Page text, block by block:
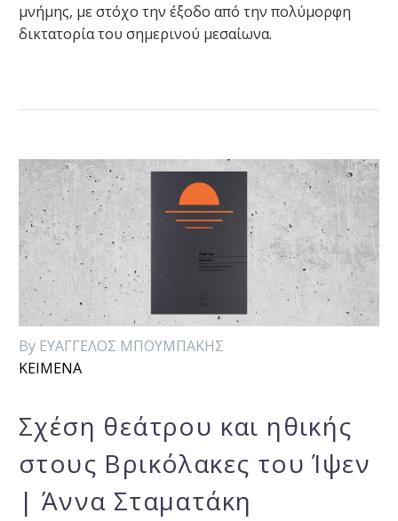
μνήμης, με στόχο την έξοδο από την πολύμορφη
δικτατορία του σημερινού μεσαίωνα.
By ΕΥΑΓΓΕΛΟΣ ΜΠΟΥΜΠΑΚΗΣ
ΚΕΙΜΕΝΑ
Σχέση θεάτρου και ηθικής
στους Βρικόλακες του Ίψεν
| Άννα Σταματάκη